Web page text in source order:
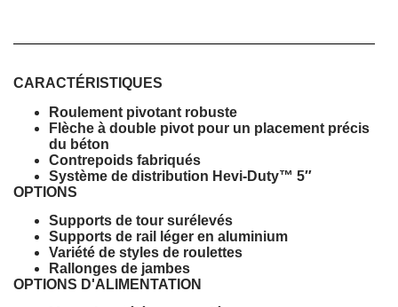
CARACTÉRISTIQUES
Roulement pivotant robuste
Flèche à double pivot pour un placement précis
du béton
Contrepoids fabriqués
Système de distribution Hevi-Duty™ 5″
OPTIONS
Supports de tour surélevés
Supports de rail léger en aluminium
Variété de styles de roulettes
Rallonges de jambes
OPTIONS D'ALIMENTATION